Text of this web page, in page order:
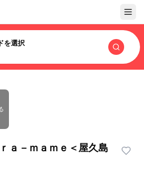
を選択
ａ－ｍａｍｅ＜屋久島